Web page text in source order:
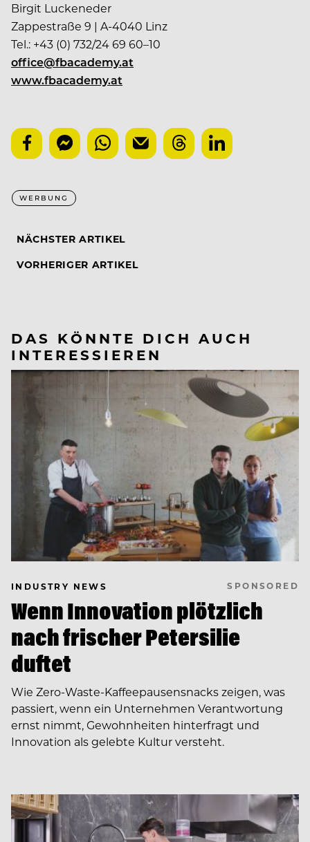
Birgit Luckeneder
Zappestraße 9 | A-4040 Linz
Tel.: +43 (0) 732/24 69 60–10
office@fbacademy.at
www.fbacademy.at
WERBUNG
NÄCHSTER ARTIKEL
VORHERIGER ARTIKEL
DAS KÖNNTE DICH AUCH
INTERESSIEREN
INDUSTRY NEWS SPONSORED
Wenn Innovation plötzlich
nach frischer Petersilie
duftet
Wie Zero-Waste-Kaffeepausensnacks zeigen, was
passiert, wenn ein Unternehmen Verantwortung
ernst nimmt, Gewohnheiten hinterfragt und
Innovation als gelebte Kultur versteht.